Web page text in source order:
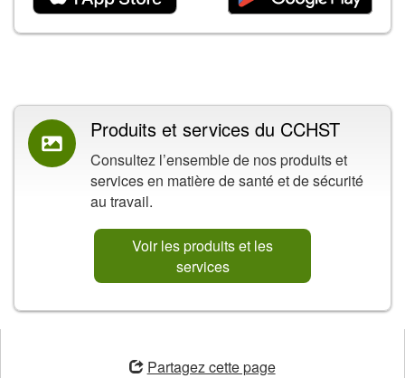
Produits et services du CCHST
Consultez l’ensemble de nos produits et
services en matière de santé et de sécurité
au travail.
Voir les produits et les
services
Partagez cette page